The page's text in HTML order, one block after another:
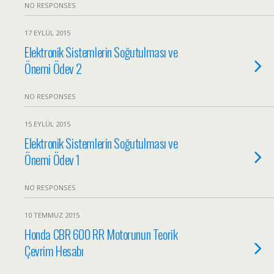
NO RESPONSES
17 EYLÜL 2015
Elektronik Sistemlerin Soğutulması ve
Önemi Ödev 2
NO RESPONSES
15 EYLÜL 2015
Elektronik Sistemlerin Soğutulması ve
Önemi Ödev 1
NO RESPONSES
10 TEMMUZ 2015
Honda CBR 600 RR Motorunun Teorik
Çevrim Hesabı